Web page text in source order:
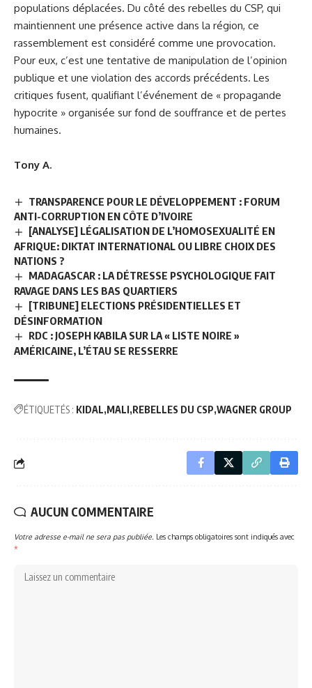
populations déplacées. Du côté des rebelles du CSP, qui
maintiennent une présence active dans la région, ce
rassemblement est considéré comme une provocation.
Pour eux, c’est une tentative de manipulation de l’opinion
publique et une violation des accords précédents. Les
critiques fusent, qualifiant l’événement de « propagande
hypocrite » organisée sur fond de souffrance et de pertes
humaines.
Tony A.
TRANSPARENCE POUR LE DÉVELOPPEMENT : FORUM
ANTI-CORRUPTION EN CÔTE D’IVOIRE
[ANALYSE] LÉGALISATION DE L’HOMOSEXUALITÉ EN
AFRIQUE: DIKTAT INTERNATIONAL OU LIBRE CHOIX DES
NATIONS ?
MADAGASCAR : LA DÉTRESSE PSYCHOLOGIQUE FAIT
RAVAGE DANS LES BAS QUARTIERS
[TRIBUNE] ELECTIONS PRÉSIDENTIELLES ET
DÉSINFORMATION
RDC : JOSEPH KABILA SUR LA « LISTE NOIRE »
AMÉRICAINE, L’ÉTAU SE RESSERRE
ÉTIQUETÉS : KIDAL MALI REBELLES DU CSP WAGNER GROUP
AUCUN COMMENTAIRE
Votre adresse e-mail ne sera pas publiée. Les champs obligatoires sont indiqués avec
*